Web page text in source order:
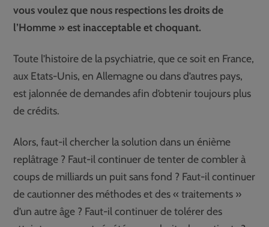
vous voulez que nous respections les droits de
l’Homme » est inacceptable et choquant.
Toute l’histoire de la psychiatrie, que ce soit en France,
aux Etats-Unis, en Allemagne ou dans d’autres pays,
est jalonnée de demandes afin d’obtenir toujours plus
de crédits.
Alors, faut-il chercher la solution dans un énième
replâtrage ? Faut-il continuer de tenter de combler à
coups de milliards un puit sans fond ? Faut-il continuer
de cautionner des méthodes et des « traitements »
d’un autre âge ? Faut-il continuer de tolérer des